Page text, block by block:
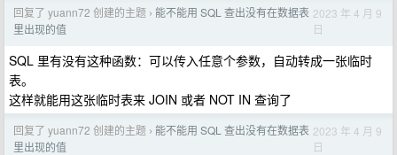
回复了 yuann72 创建的主题 › 能不能用 SQL 查出没有在数据表
里出现的值
2023 年 4 月 9
日
SQL 里有没有这种函数：可以传入任意个参数，自动转成一张临时
表。
这样就能用这张临时表来 JOIN 或者 NOT IN 查询了
回复了 yuann72 创建的主题 › 能不能用 SQL 查出没有在数据表
里出现的值
2023 年 4 月 9
日